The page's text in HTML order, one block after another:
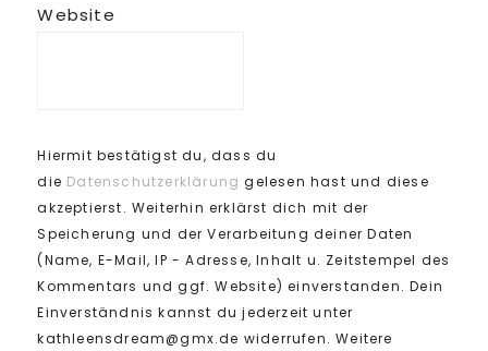
Website
Hiermit bestätigst du, dass du
die Datenschutzerklärung gelesen hast und diese
akzeptierst. Weiterhin erklärst dich mit der
Speicherung und der Verarbeitung deiner Daten
(Name, E-Mail, IP - Adresse, Inhalt u. Zeitstempel des
Kommentars und ggf. Website) einverstanden. Dein
Einverständnis kannst du jederzeit unter
kathleensdream@gmx.de widerrufen. Weitere